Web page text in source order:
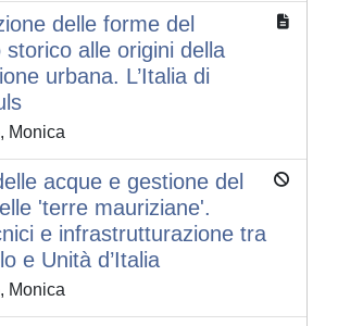
delle forme del
storico alle origini della
urbana. L’Italia di
Monica
acque e gestione del
'terre mauriziane'.
e infrastrutturazione tra
e Unità d’Italia
Monica